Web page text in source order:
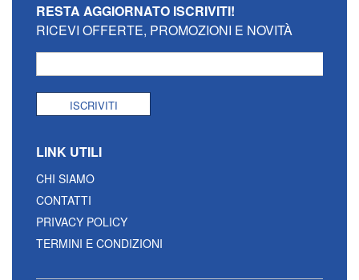
RESTA AGGIORNATO ISCRIVITI!
RICEVI OFFERTE, PROMOZIONI E NOVITÀ
ISCRIVITI
LINK UTILI
CHI SIAMO
CONTATTI
PRIVACY POLICY
TERMINI E CONDIZIONI